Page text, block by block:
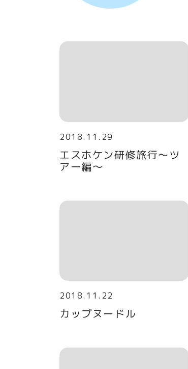
エスホケン研修旅行～ツ
アー編～
2018.11.29
カップヌードル
2018.11.22